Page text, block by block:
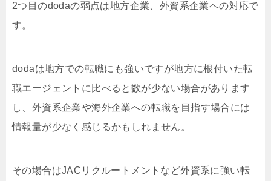
2つ目のdodaの弱点は地方企業、外資系企業への対応で
す。
dodaは地方での転職にも強いですが地方に根付いた転
職エージェントに比べると数が少ない場合があります
し、外資系企業や海外企業への転職を目指す場合には
情報量が少なく感じるかもしれません。
その場合はJACリクルートメントなど外資系に強い転